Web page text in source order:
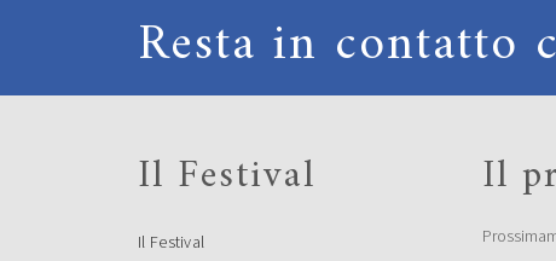
Resta in contatto
Il Festival
Il Festival
Il